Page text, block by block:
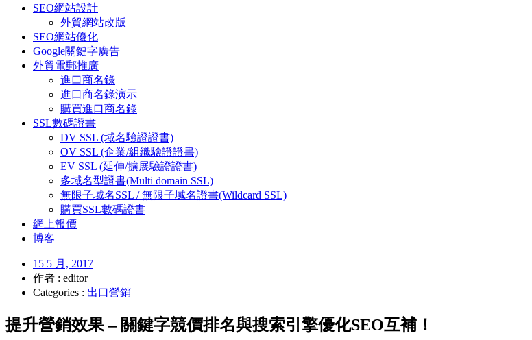
SEO網站設計
外貿網站改版
SEO網站優化
Google關鍵字廣告
外貿電郵推廣
進口商名錄
進口商名錄演示
購買進口商名錄
SSL數碼證書
DV SSL (域名驗證證書)
OV SSL (企業/組織驗證證書)
EV SSL (延伸/擴展驗證證書)
多域名型證書(Multi domain SSL)
無限子域名SSL / 無限子域名證書(Wildcard SSL)
購買SSL數碼證書
網上報價
博客
15 5 月, 2017
作者 : editor
Categories : 出口營銷
提升營銷效果 – 關鍵字競價排名與搜索引擎優化SEO互補！